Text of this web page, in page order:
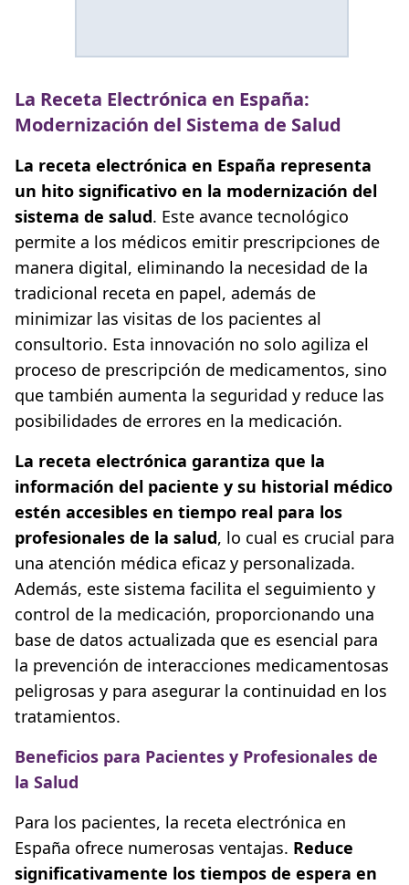
La Receta Electrónica en España:
Modernización del Sistema de Salud
La receta electrónica en España representa
un hito significativo en la modernización del
sistema de salud. Este avance tecnológico
permite a los médicos emitir prescripciones de
manera digital, eliminando la necesidad de la
tradicional receta en papel, además de
minimizar las visitas de los pacientes al
consultorio. Esta innovación no solo agiliza el
proceso de prescripción de medicamentos, sino
que también aumenta la seguridad y reduce las
posibilidades de errores en la medicación.
La receta electrónica garantiza que la
información del paciente y su historial médico
estén accesibles en tiempo real para los
profesionales de la salud, lo cual es crucial para
una atención médica eficaz y personalizada.
Además, este sistema facilita el seguimiento y
control de la medicación, proporcionando una
base de datos actualizada que es esencial para
la prevención de interacciones medicamentosas
peligrosas y para asegurar la continuidad en los
tratamientos.
Beneficios para Pacientes y Profesionales de
la Salud
Para los pacientes, la receta electrónica en
España ofrece numerosas ventajas. Reduce
significativamente los tiempos de espera en